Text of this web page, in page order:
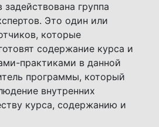
группа
Это один или
которые
содержание курса и
практиками в данной
программы, который
внутренних
курса, содержанию и